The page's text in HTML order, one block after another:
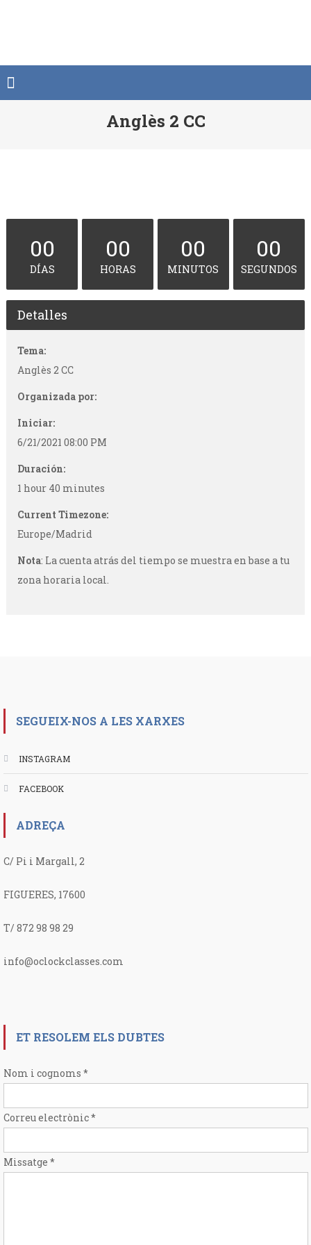
Anglès 2 CC
00
DÍAS
00
HORAS
00
MINUTOS
00
SEGUNDOS
Detalles
Tema:
Anglès 2 CC
Organizada por:
Iniciar:
6/21/2021 08:00 PM
Duración:
1 hour 40 minutes
Current Timezone:
Europe/Madrid
Nota: La cuenta atrás del tiempo se muestra en base a tu
zona horaria local.
SEGUEIX-NOS A LES XARXES
INSTAGRAM
FACEBOOK
ADREÇA
C/ Pi i Margall, 2
FIGUERES, 17600
T/ 872 98 98 29
info@oclockclasses.com
ET RESOLEM ELS DUBTES
Nom i cognoms *
Correu electrònic*
Missatge *